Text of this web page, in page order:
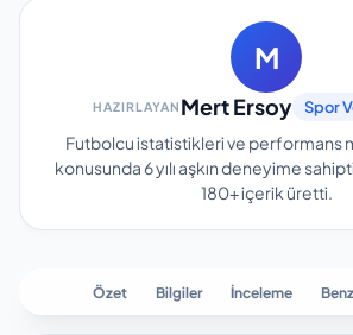
M
HAZIRLAYAN Mert Ersoy Spor
Futbolcu istatistikleri ve performans
konusunda 6 yılı aşkın deneyime
180+içerik üretti.
Özet Bilgiler İnceleme